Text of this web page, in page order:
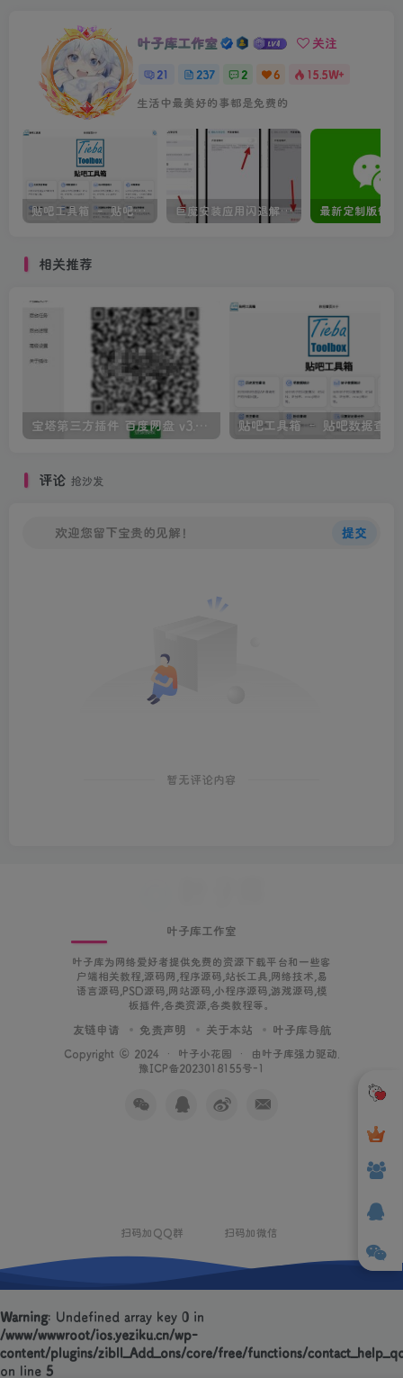
叶子库工作室 关注
21 237 2 6
15.5W+
生活中最美好的事都是免费的
贴吧工具箱 – 贴吧数据查询工具 巨魔安装应用闪退解决方法
相关推荐
宝塔第三方插件 百度网盘 v3.4 一键备份数据到百度网盘
评论 抢沙发
欢迎您留下宝贵的见解！ 提交
暂无评论内容
叶子库工作室
叶子库为网络爱好者提供免费的资源下载平台和一些客
户端相关教程,源码网,程序源码,站长工具,网络技术,易
语言源码,PSD源码,网站源码,小程序源码,游戏源码,模
板插件,各类资源,各类教程等。
友链申请 免责声明 关于本站 叶子库导航
Copyright © 2024 · 叶子小花园 · 由 叶子库强力驱动.
豫ICP备2023018155号-1
扫码加QQ群 扫码加微信
Warning: Undefined array key 0 in
/www/wwwroot/ios.yeziku.cn/wp-
content/plugins/zibll_Add_ons/core/free/functions/
on line 5